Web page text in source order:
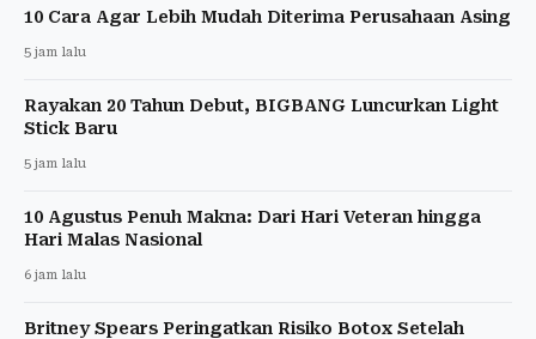
10 Cara Agar Lebih Mudah Diterima Perusahaan Asing
5 jam lalu
Rayakan 20 Tahun Debut, BIGBANG Luncurkan Light
Stick Baru
5 jam lalu
10 Agustus Penuh Makna: Dari Hari Veteran hingga
Hari Malas Nasional
6 jam lalu
Britney Spears Peringatkan Risiko Botox Setelah